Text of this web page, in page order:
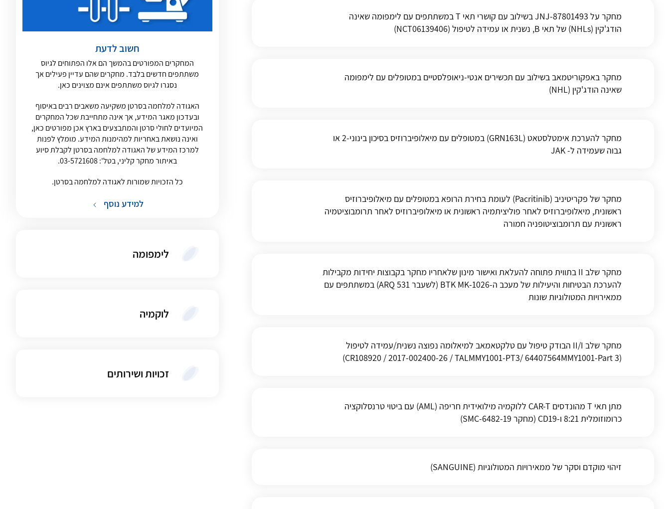
מחקר על JNJ-87801493 בשילוב עם קושרי תאי T במשתתפים עם לימפומה שאינה
הודג'קין (NHLs) של תאי B, נשנית או עמידה לטיפול (NCT06139406)
מחקר באפקוריטמאב בשילוב עם תכשירים אנטי-ניאופלסטיים במטופלים עם לימפומה
שאינה הודג'קין (NHL)
מחקר להערכת אימטלסטאט (GRN163L) במטופלים עם מיאלופיברוזיס בסיכון בינוני-2 או
גבוה שעמידה ל- JAK
מחקר של פקריטיניב (Pacritinib) לעומת בחירת הרופא במטופלים עם מיאלופיברוזיס
ראשונית, מיאלופיברוזיס לאחר פוליציתמיה ראשונית או מיאלופיברוזיס לאחר תרומבוציטמיה
ראשונית עם תרומבוציטופניה חמורה
מחקר שלב II בתווית פתוחה להעלאת ואישור מינון שלאחריו מחקר בקבוצות יחידות מקבילות
להערכת הבטיחות והיעילות של מעכב ה-BTK MK-1026 (לשעבר ARQ 531) במשתתפים עם
ממאירויות המטולוגיות שונות
מחקר שלב II/I הבודק טיפול עם טלקטאמאב למיאלומה נפוצה נשנית/עמידה לטיפול
(CR108920 / 2017-002400-26 / TALMMY1001-PT3/ 64407564MMY1001-Part 3)
מתן תאי T מהונדסים CAR-T ללוקמיה מילואידית חריפה (AML) עם ביטוי טרנסלוקציה
כרומוזומלית 8:21 ו-CD19 (מחקר 6482-19-SMC)
זיהוי מוקדם וסקר של ממאירויות המטולוגיות (SANGUINE)
חשוב לדעת
המחקרים המפורטים בהמשך הם אלו הפתוחים לגיוס
משתתפים חדשים בלבד. מחקרים שהם עדיין פעילים אך
נסגרו לגיוס משתתפים אינם מצוינים כאן.
האגודה למלחמה בסרטן משקיעה משאבים רבים באיסוף
ובעדכון מאגר המידע, אך אינה מתחייבת שכל המחקרים
המיועדים לחולי סרטן והמתבצעים בארץ אכן מפורטים כאן,
ואינה נושאת באחריות למהימנות המידע. מומלץ לפנות
למרכז המידע של האגודה למלחמה בסרטן לקבלת סיוע
באיתור מחקר קליני, בטל':03-5721608
.
כל הזכויות שמורות לאגודה למלחמה בסרטן.
למידע נוסף
לימפומה
לוקמיה
זכויות ושירותים